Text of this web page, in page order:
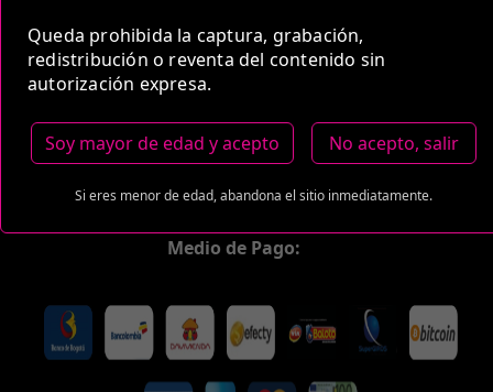
Queda prohibida la captura, grabación,
redistribución o reventa del contenido sin
autorización expresa.
Soy mayor de edad y acepto No acepto, salir
Si eres menor de edad, abandona el sitio inmediatamente.
5 Horas
COP 2,700,000.00
Estas tarifas incluyen transporte y preservativos
Medio de Pago: